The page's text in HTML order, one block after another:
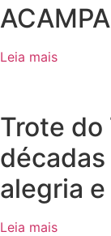
Leia mais
Trote do
alegria
Leia mais